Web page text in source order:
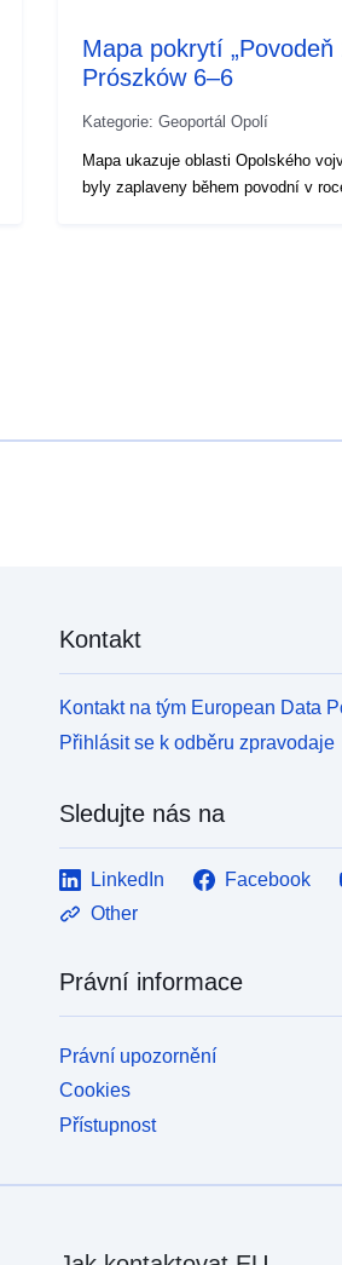
Mapa pokrytí „Povodeň
Prószków 6–6
Kategorie: Geoportál Opolí
Mapa ukazuje oblasti Opolského
byly zaplaveny během povodní v
Kontakt
Kontakt na tým European Data
Přihlásit se k odběru zpravodaje
Sledujte nás na
LinkedIn Facebook
Other
Právní informace
Právní upozornění
Cookies
Přístupnost